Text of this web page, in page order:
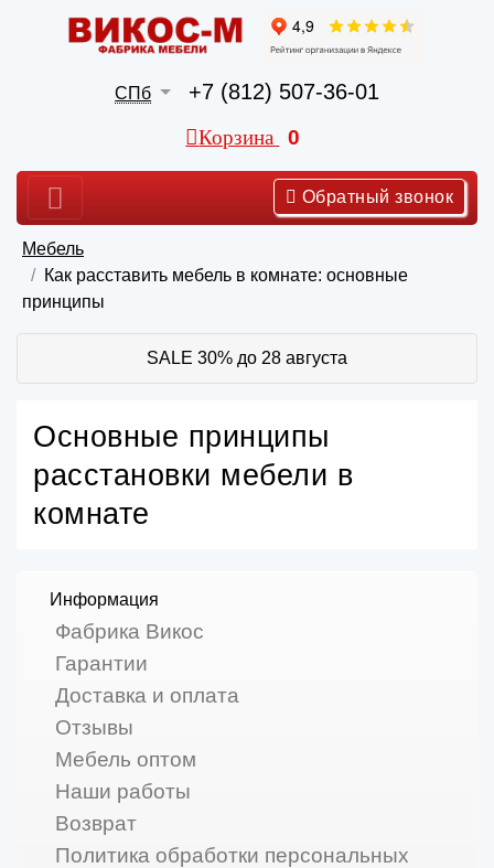
СПб +7 (812) 507-36-01
Корзина 0
Обратный звонок
Мебель
Как расставить мебель в комнате: основные
принципы
SALE 30% до 28 августа
Основные принципы
расстановки мебели в
комнате
Информация
Фабрика Викос
Гарантии
Доставка и оплата
Отзывы
Мебель оптом
Наши работы
Возврат
Политика обработки персональных